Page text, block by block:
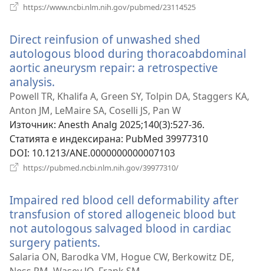
https://www.ncbi.nlm.nih.gov/pubmed/23114525
Direct reinfusion of unwashed shed
autologous blood during thoracoabdominal
aortic aneurysm repair: a retrospective
analysis.
нов
прозорец)
Powell TR, Khalifa A, Green SY, Tolpin DA, Staggers KA,
Anton JM, LeMaire SA, Coselli JS, Pan W
Източник‎: Anesth Analg 2025;140(3):527-36.
Статията е индексирана‎: PubMed 39977310
DOI‎: 10.1213/ANE.0000000000007103
https://pubmed.ncbi.nlm.nih.gov/39977310/
Impaired red blood cell deformability after
transfusion of stored allogeneic blood but
not autologous salvaged blood in cardiac
surgery patients.
нов
Salaria ON, Barodka VM, Hogue CW, Berkowitz DE,